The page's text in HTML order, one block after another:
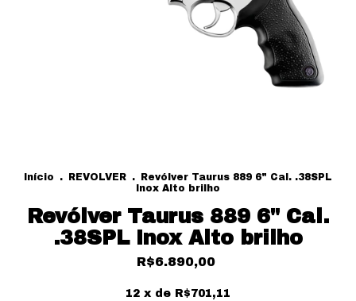
Início . REVOLVER .
Revólver Taurus 889 6" Cal. .38SPL
Inox Alto brilho
Revólver Taurus 889 6" Cal.
.38SPL Inox Alto brilho
R$6.890,00
12 x de R$701,11